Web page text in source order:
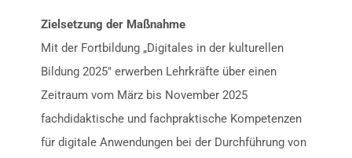
Zielsetzung der Maßnahme
Mit der Fortbildung „Digitales in der kulturellen
Bildung 2025″ erwerben Lehrkräfte über einen
Zeitraum vom März bis November 2025
fachdidaktische und fachpraktische Kompetenzen
für digitale Anwendungen bei der Durchführung von